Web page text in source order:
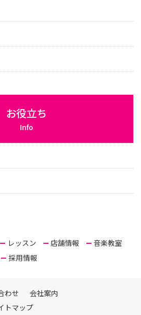
お役立ち
Info
レッスン 店舗情報
音楽教室
採用情報
わせ
会社案内
トマップ